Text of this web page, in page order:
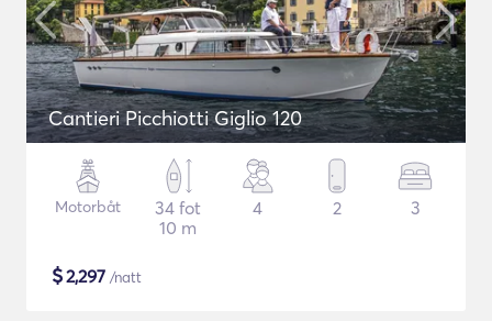
Cantieri Picchiotti Giglio 120
Motorbåt
34 fot
10 m
4 2 3
$2,297 /natt